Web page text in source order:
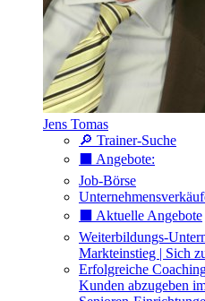
Jens Tomas
🔎 Trainer-Suche
⬛️ Angebote:
Job-Börse
⬛️ Aktuelle Angebote
Weiterbildungs-
Markteinstieg | Sich
Erfolgreiche
Kunden abzugeben